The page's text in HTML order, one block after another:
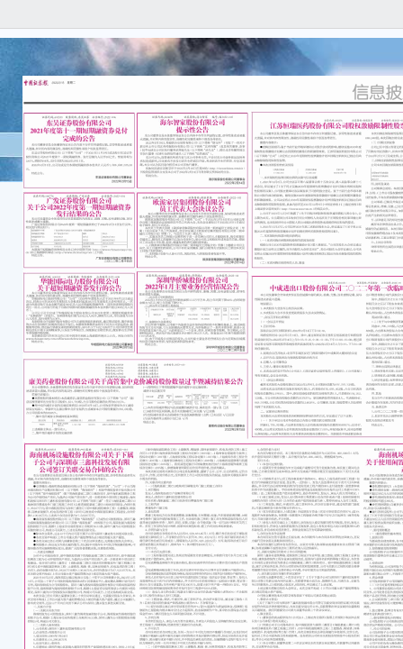
证
居
欧派
员
本公
任何
容的
欧派
2022
组织
11日
本次
司第
工代
公司
代表
一、
公司